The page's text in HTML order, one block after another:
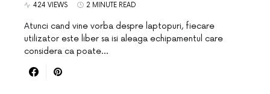
424 VIEWS 2 MINUTE READ
Atunci cand vine vorba despre laptopuri, fiecare
utilizator este liber sa isi aleaga echipamentul care
considera ca poate…